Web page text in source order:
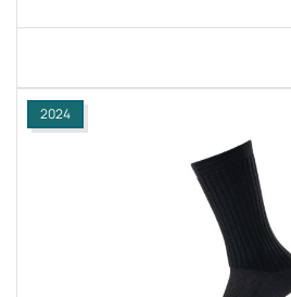
2024